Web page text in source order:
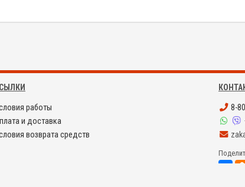
работы
и доставка
возврата средств
8-